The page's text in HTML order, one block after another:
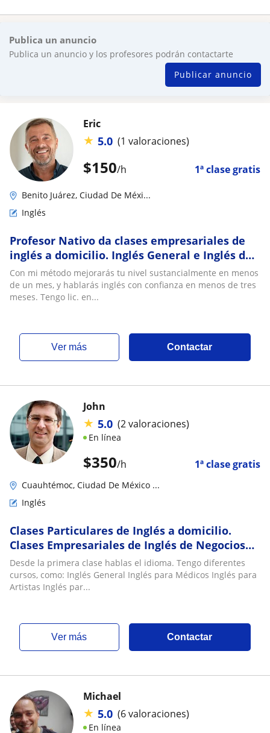
Publica un anuncio
Publica un anuncio y los profesores podrán contactarte
Publicar anuncio
$150/h 1ª clase gratis
Eric
★ 5.0 (1 valoraciones)
Benito Juárez, Ciudad De Méxi...
Inglés
Profesor Nativo da clases empresariales de
inglés a domicilio. Inglés General e Inglés de
Negocios en cdmx sobre Reforma o
Insurgentes Sur
Con mi método mejorarás tu nivel sustancialmente en menos
de un mes, y hablarás inglés con confianza en menos de tres
meses. Tengo lic. en...
ver más Contactar
$350/h 1ª clase gratis
John
★ 5.0 (2 valoraciones)
En línea
Cuauhtémoc, Ciudad De México ...
Inglés
Clases Particulares de Inglés a domicilio.
Clases Empresariales de Inglés de Negocios
cdmx. Soy Profesor Nativo
Desde la primera clase hablas el idioma. Tengo diferentes
cursos, como: Inglés General Inglés para Médicos Inglés para
Artistas Inglés par...
ver más Contactar
Michael
★ 5.0 (6 valoraciones)
En línea